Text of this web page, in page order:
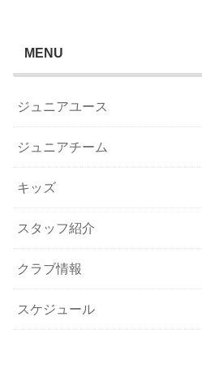
MENU
ジュニアユース
ジュニアチーム
キッズ
スタッフ紹介
クラブ情報
スケジュール